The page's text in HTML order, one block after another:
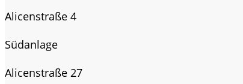
Alicenstraße 4
Südanlage
Alicenstraße 27